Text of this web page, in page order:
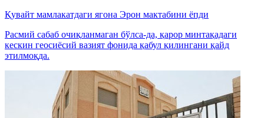
Қувайт мамлакатдаги ягона Эрон мактабини ёпди
Расмий сабаб очиқланмаган бўлса-да, қарор минтақадаги
кескин геосиёсий вазият фонида қабул қилингани қайд
этилмоқда.